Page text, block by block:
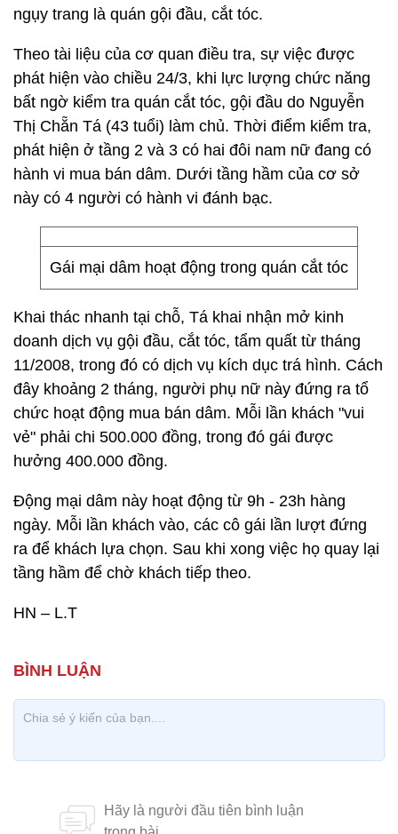
ngụy trang là quán gội đầu, cắt tóc.
Theo tài liệu của cơ quan điều tra, sự việc được
phát hiện vào chiều 24/3, khi lực lượng chức năng
bất ngờ kiểm tra quán cắt tóc, gội đầu do Nguyễn
Thị Chẵn Tá (43 tuổi) làm chủ. Thời điểm kiểm tra,
phát hiện ở tầng 2 và 3 có hai đôi nam nữ đang có
hành vi mua bán dâm. Dưới tầng hầm của cơ sở
này có 4 người có hành vi đánh bạc.
Gái mại dâm hoạt động trong quán cắt tóc
Khai thác nhanh tại chỗ, Tá khai nhận mở kinh
doanh dịch vụ gội đầu, cắt tóc, tẩm quất từ tháng
11/2008, trong đó có dịch vụ kích dục trá hình. Cách
đây khoảng 2 tháng, người phụ nữ này đứng ra tổ
chức hoạt động mua bán dâm. Mỗi lần khách "vui
vẻ" phải chi 500.000 đồng, trong đó gái được
hưởng 400.000 đồng.
Động mại dâm này hoạt động từ 9h - 23h hàng
ngày. Mỗi lần khách vào, các cô gái lần lượt đứng
ra để khách lựa chọn. Sau khi xong việc họ quay lại
tầng hầm để chờ khách tiếp theo.
HN – L.T